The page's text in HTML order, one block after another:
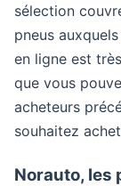
sélection
pneus
en ligne est
que vous
acheteurs
souhaitez
Norauto, les